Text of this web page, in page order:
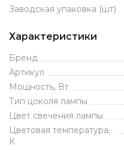
Заводская упаковка (шт)
Характеристики
Бренд
Артикул
Мощность, Вт
Тип цоколя лампы
Цвет свечения лампы
Цветовая температура,
К